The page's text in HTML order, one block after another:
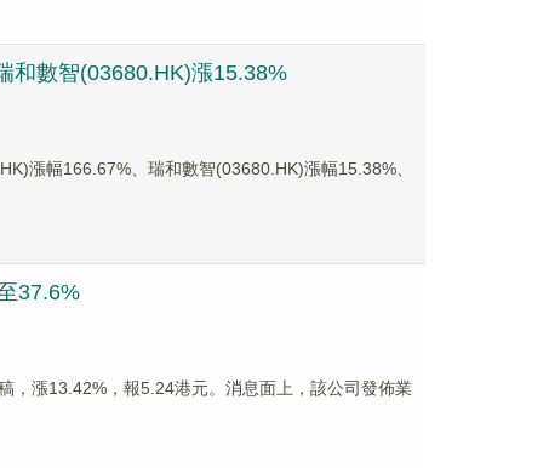
和數智(03680.HK)漲15.38%
漲幅166.67%、瑞和數智(03680.HK)漲幅15.38%、
37.6%
，漲13.42%，報5.24港元。消息面上，該公司發佈業